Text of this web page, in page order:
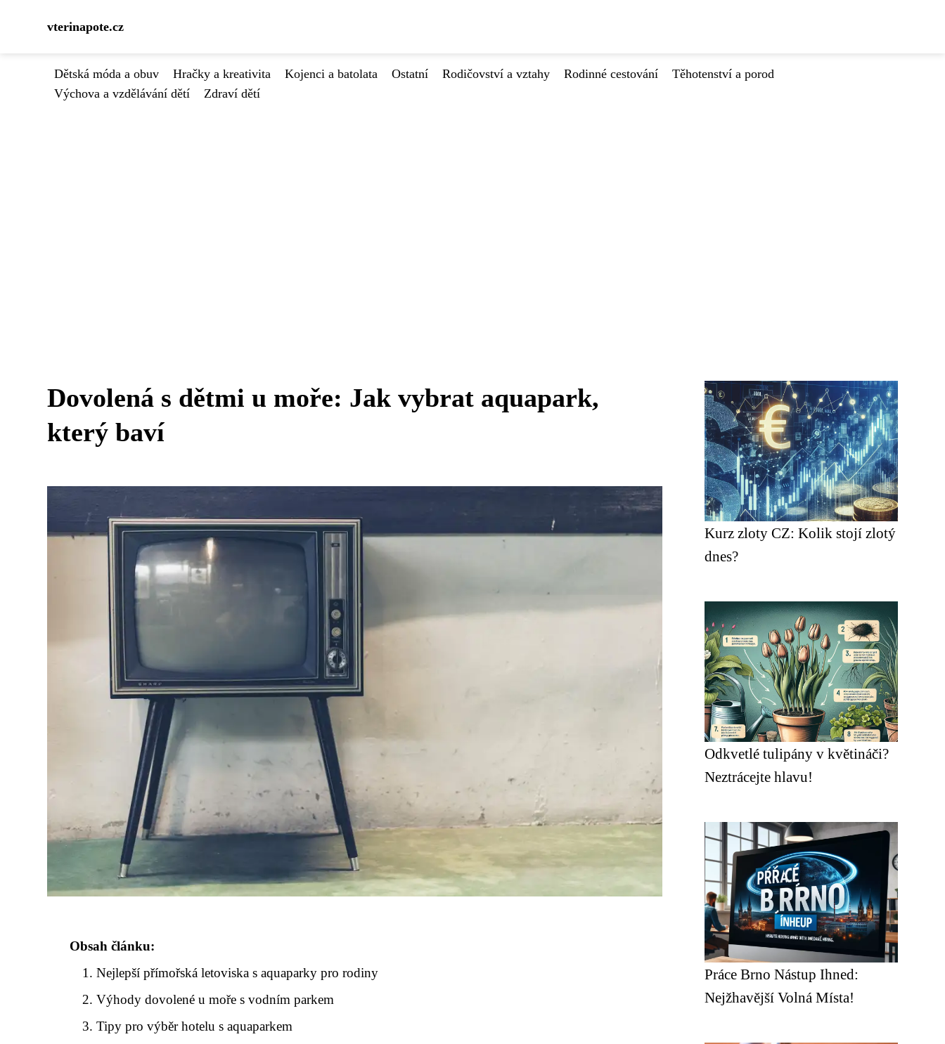
vterinapote.cz
Dětská móda a obuv Hračky a kreativita Kojenci a batolata Ostatní Rodičovství a vztahy Rodinné cestování
Těhotenství a porod
Výchova a vzdělávání dětí
Zdraví dětí
Dovolená s dětmi u moře: Jak vybrat aquapark,
který baví
Obsah článku:
Nejlepší přímořská letoviska s aquaparky pro rodiny
Výhody dovolené u moře s vodním parkem
Tipy pro výběr hotelu s aquaparkem
Kurz zloty CZ: Kolik stojí zlotý
dnes?
Odkvetlé tulipány v květináči?
Neztrácejte hlavu!
Práce Brno Nástup Ihned:
Nejžhavější Volná Místa!